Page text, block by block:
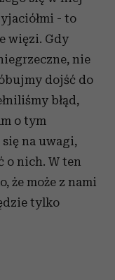
- to
więzi. Gdy
nie
dojść do
błąd,
o tym
na uwagi,
o nich. W ten
że może z nami
tylko